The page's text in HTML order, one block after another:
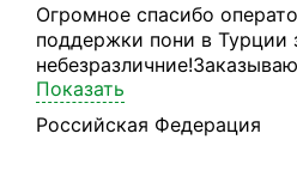
Огромное спасибо
поддержки пони в Турции
первый раз все было
даже при том что я
пришла в идеальном
Показать
Российская Федерация